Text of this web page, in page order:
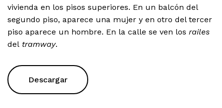
vivienda en los pisos superiores. En un balcón del
segundo piso, aparece una mujer y en otro del tercer
piso aparece un hombre. En la calle se ven los railes
del tramway.
Descargar